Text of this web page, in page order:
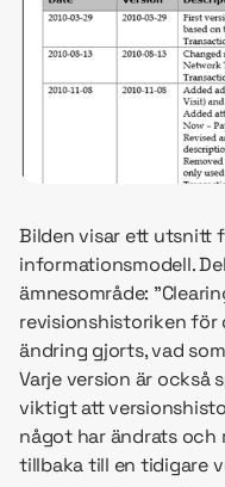
Bilden visar ett utsnitt
informationsmodell.
ämnesområde:
revisionshistoriken för
ändring gjorts, vad
Varje version är också
viktigt att
något har ändrats och
tillbaka till en tidigare